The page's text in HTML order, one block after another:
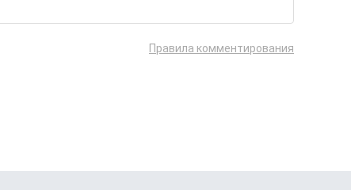
Правила комментирования